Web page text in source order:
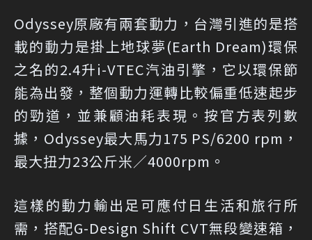
Odyssey原廠有兩套動力，台灣引進的是搭
載的動力是掛上地球夢(Earth Dream)環保
之名的2.4升i-VTEC汽油引擎，它以環保節
能為出發，整個動力運轉比較偏重低速起步
的勁道，並兼顧油耗表現。按官方表列數
據，Odyssey最大馬力175 PS/6200 rpm，
最大扭力23公斤米／4000rpm。
這樣的動力輸出足可應付日生活和旅行所
需，搭配G-Design Shift CVT無段變速箱，